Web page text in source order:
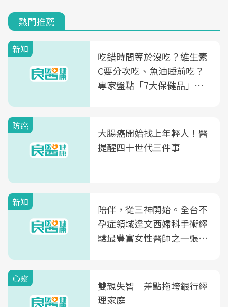
熱門推薦
新知
吃錯時間等於沒吃？維生素
C要分次吃、魚油睡前吃？
專家盤點「7大保健品」的
防癌
大腸癌開始找上年輕人！醫
提醒四十世代三件事
新知
陪伴，從三神開始。全台不
孕症領域達文西婦科手術經
驗最豐富女性醫師之一張永
光田醫院建構360度女性健
康照護生態圈
心靈
雙親失智 差點拖垮銀行經
理家庭